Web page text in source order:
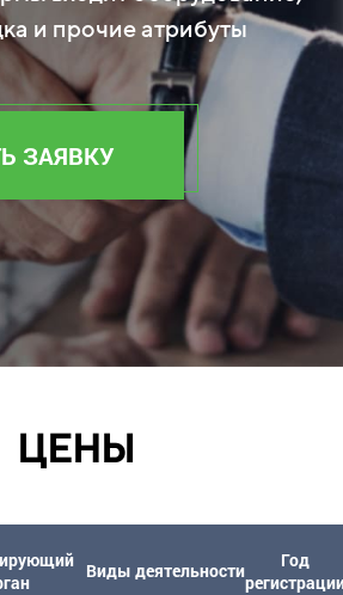
и прочие атрибуты
ЗАЯВКУ
ЦЕНЫ
Виды деятельности
Год